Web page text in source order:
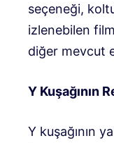
seçeneği,
izlenebilen
diğer mevcut
Y Kuşağının
Y kuşağının